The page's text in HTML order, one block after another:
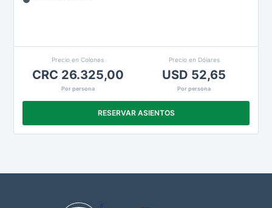
Precio en Colones
CRC 26.325,00
Por persona
Precio en Dólares
USD 52,65
Por persona
RESERVAR ASIENTOS